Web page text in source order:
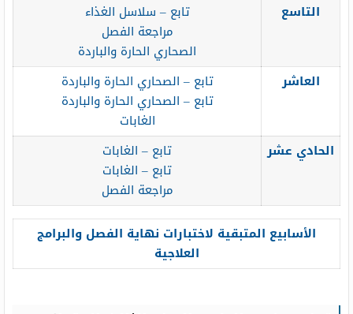
التاسع
تابع – سلاسل الغذاء
مراجعة الفصل
الصحاري الحارة والباردة
العاشر
تابع – الصحاري الحارة والباردة
تابع – الصحاري الحارة والباردة
الغابات
الحادي عشر
تابع – الغابات
تابع – الغابات
مراجعة الفصل
الأسابيع المتبقية لاختبارات نهاية الفصل والبرامج
العلاجية